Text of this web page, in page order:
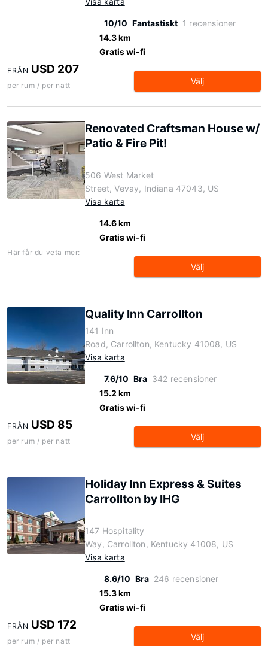
10/10 Fantastiskt 1 recensioner
14.3 km
Gratis wi-fi
FRÅN USD 207
per rum / per natt Välj
Renovated Craftsman House w/
Patio & Fire Pit!
506 West Market
Street, Vevay, Indiana 47043, US
Visa karta
14.6 km
Gratis wi-fi
Här får du veta mer:
Välj
Quality Inn Carrollton
141 Inn
Road, Carrollton, Kentucky 41008, US
Visa karta
7.6/10 Bra 342 recensioner
15.2 km
Gratis wi-fi
FRÅN USD 85
per rum / per natt Välj
Holiday Inn Express & Suites
Carrollton by IHG
147 Hospitality
Way, Carrollton, Kentucky 41008, US
Visa karta
8.6/10 Bra 246 recensioner
15.3 km
Gratis wi-fi
FRÅN USD 172
per rum / per natt Välj